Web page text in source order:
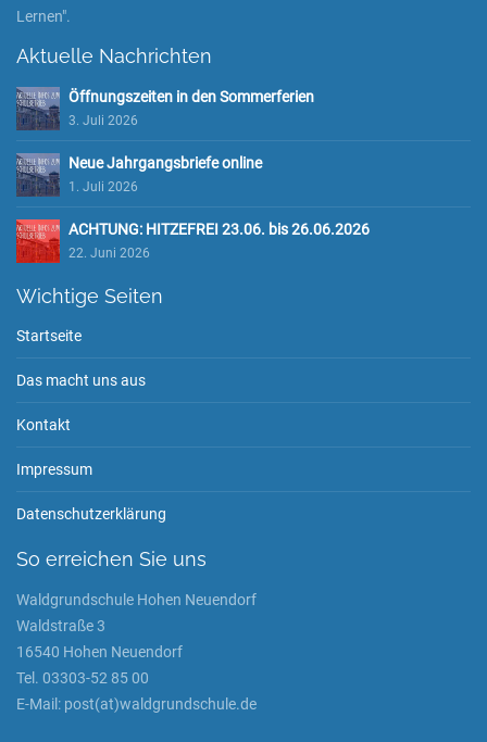
Lernen".
Aktuelle Nachrichten
Öffnungszeiten in den Sommerferien
3. Juli 2026
Neue Jahrgangsbriefe online
1. Juli 2026
ACHTUNG: HITZEFREI 23.06. bis 26.06.2026
22. Juni 2026
Wichtige Seiten
Startseite
Das macht uns aus
Kontakt
Impressum
Datenschutzerklärung
So erreichen Sie uns
Waldgrundschule Hohen Neuendorf
Waldstraße 3
16540 Hohen Neuendorf
Tel. 03303-52 85 00
E-Mail: post(at)waldgrundschule.de